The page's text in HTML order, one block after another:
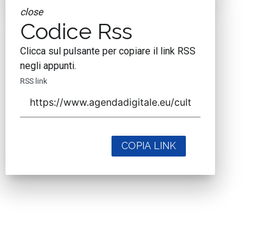
close
Codice Rss
Clicca sul pulsante per copiare il link RSS
negli appunti.
RSS link
COPIA LINK